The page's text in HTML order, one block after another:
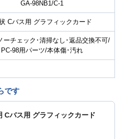
GA-98NB1/C-1
Cバス用 グラフィックカード
ーチェック･清掃なし･返品交換不可/
PC-98用パーツ/本体傷･汚れ
です
Cバス用 グラフィックカード